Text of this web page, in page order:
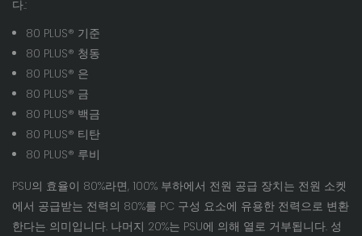
다.:
80 PLUS® 기준
80 PLUS® 청동
80 PLUS® 은
80 PLUS® 금
80 PLUS® 백금
80 PLUS® 티탄
80 PLUS® 루비
PSU의 효율이 80%라면, 100% 부하에서 전원 공급 장치는 전원 소켓
에서 공급받는 전력의 80%를 PC 구성 요소에 유용한 전력으로 변환
한다는 의미입니다. 나머지 20%는 PSU에 의해 열로 거부됩니다. 성